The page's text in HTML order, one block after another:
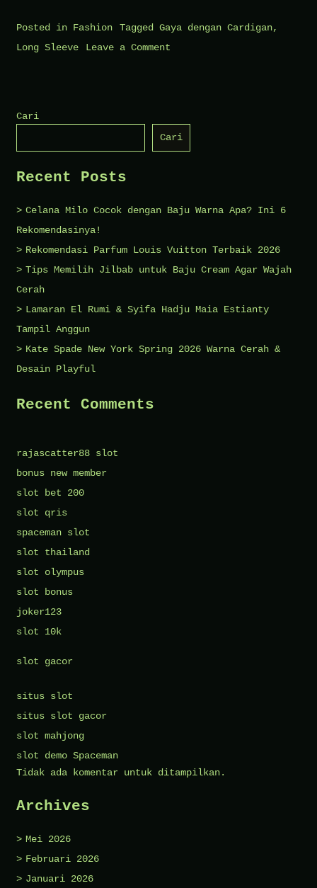
Posted in Fashion Tagged Gaya dengan Cardigan,
Long Sleeve
Leave a Comment
untuk
Cari
Cari
Recent Posts
Celana Milo Cocok dengan Baju Warna Apa? Ini 6
Rekomendasinya!
Rekomendasi Parfum Louis Vuitton Terbaik 2026
Tips Memilih Jilbab untuk Baju Cream Agar Wajah
Cerah
Lamaran El Rumi & Syifa Hadju Maia Estianty
Tampil Anggun
Kate Spade New York Spring 2026 Warna Cerah &
Desain Playful
Recent Comments
rajascatter88 slot
bonus new member
slot bet 200
slot qris
spaceman slot
slot thailand
slot olympus
slot bonus
joker123
slot 10k
slot gacor
situs slot
situs slot gacor
slot mahjong
slot demo Spaceman
Tidak ada komentar untuk ditampilkan.
Archives
Mei 2026
Februari 2026
Januari 2026